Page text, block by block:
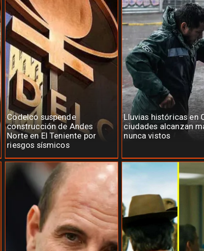
Codelco suspende
construcción de Andes
Norte en El Teniente por
riesgos sísmicos
Lluvias históricas en
ciudades alcanzan
nunca vistos